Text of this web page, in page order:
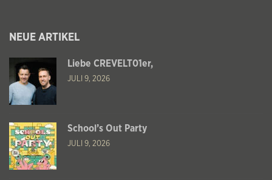
NEUE ARTIKEL
Liebe CREVELT01er,
JULI 9, 2026
School’s Out Party
JULI 9, 2026